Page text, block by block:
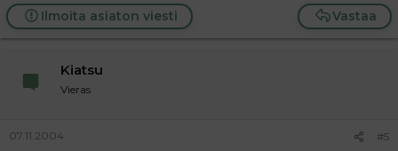
Vastaa
Ilmoita asiaton viesti
Kiatsu
Vieras
07.11.2004 #5